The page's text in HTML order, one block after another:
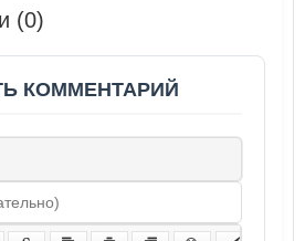
(0)
КОММЕНТАРИЙ